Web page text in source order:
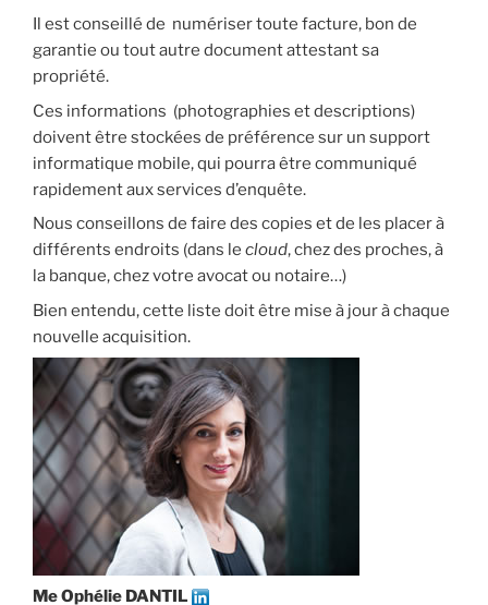
Il est conseillé de numériser toute facture, bon de
garantie ou tout autre document attestant sa
propriété.
Ces informations (photographies et descriptions)
doivent être stockées de préférence sur un support
informatique mobile, qui pourra être communiqué
rapidement aux services d’enquête.
Nous conseillons de faire des copies et de les placer à
différents endroits (dans le cloud, chez des proches, à
la banque, chez votre avocat ou notaire…)
Bien entendu, cette liste doit être mise à jour à chaque
nouvelle acquisition.
Me Ophélie DANTIL